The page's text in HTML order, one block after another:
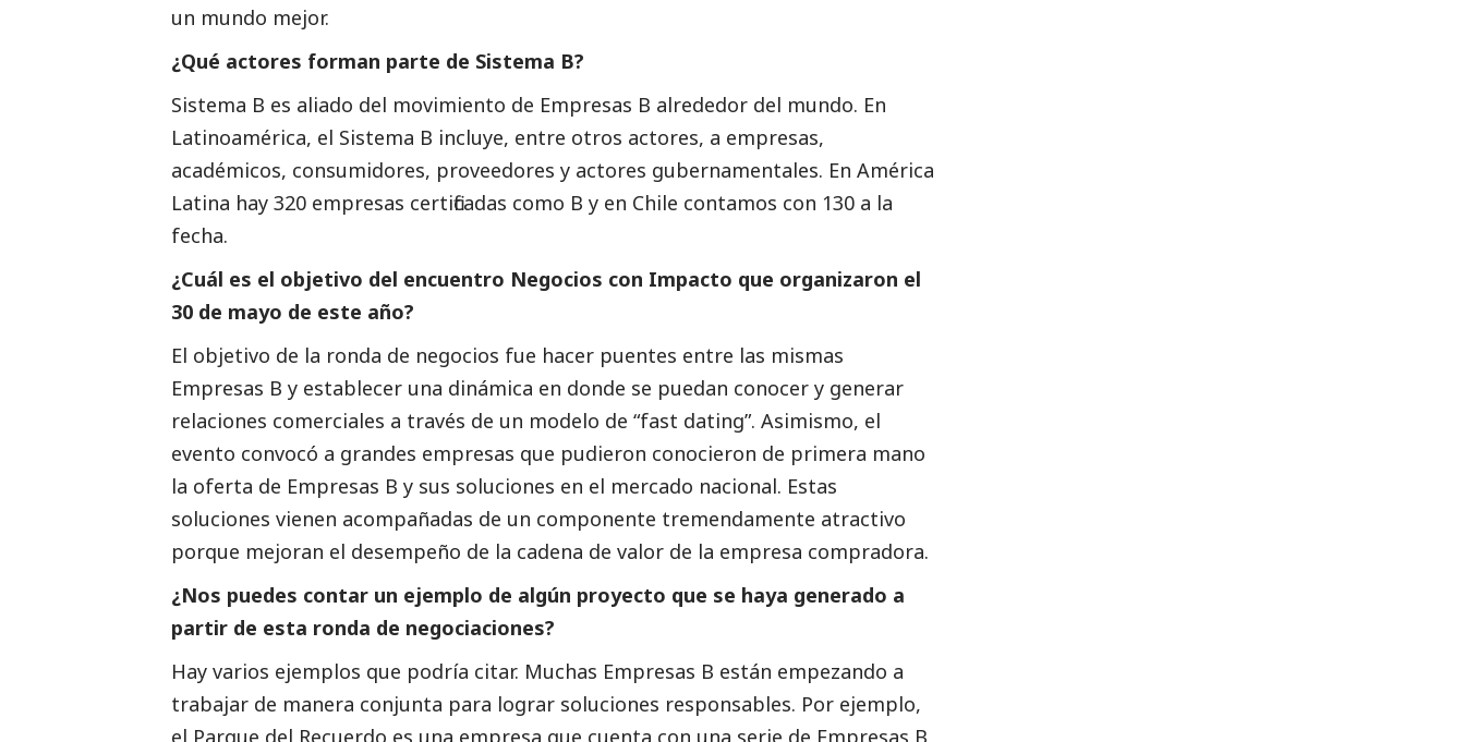
un mundo mejor.
¿Qué actores forman parte de Sistema B?
Sistema B es aliado del movimiento de Empresas B alrededor del mundo. En
Latinoamérica, el Sistema B incluye, entre otros actores, a empresas,
académicos, consumidores, proveedores y actores gubernamentales. En América
Latina hay 320 empresas certificadas como B y en Chile contamos con 130 a la
fecha.
¿Cuál es el objetivo del encuentro Negocios con Impacto que organizaron el
30 de mayo de este año?
El objetivo de la ronda de negocios fue hacer puentes entre las mismas
Empresas B y establecer una dinámica en donde se puedan conocer y generar
relaciones comerciales a través de un modelo de “fast dating”. Asimismo, el
evento convocó a grandes empresas que pudieron conocieron de primera mano
la oferta de Empresas B y sus soluciones en el mercado nacional. Estas
soluciones vienen acompañadas de un componente tremendamente atractivo
porque mejoran el desempeño de la cadena de valor de la empresa compradora.
¿Nos puedes contar un ejemplo de algún proyecto que se haya generado a
partir de esta ronda de negociaciones?
Hay varios ejemplos que podría citar. Muchas Empresas B están empezando a
trabajar de manera conjunta para lograr soluciones responsables. Por ejemplo,